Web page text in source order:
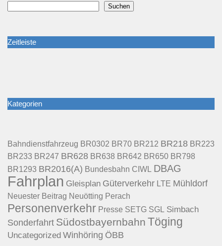
Suchen
Zeitleiste
Kategorien
Bahndienstfahrzeug BR0302 BR70 BR212 BR218 BR223
BR233 BR247 BR628 BR638 BR642 BR650 BR798
BR1293 BR2016(A) Bundesbahn CIWL DBAG
Fahrplan Gleisplan Güterverkehr LTE Mühldorf
Neuester Beitrag Neuötting Perach
Personenverkehr Presse SETG SGL Simbach
Sonderfahrt Südostbayernbahn Töging
Uncategorized Winhöring ÖBB